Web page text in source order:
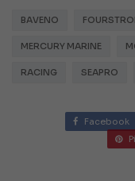
BAVENO
MERCURY MARINE
RACING SEAPRO
Facebook